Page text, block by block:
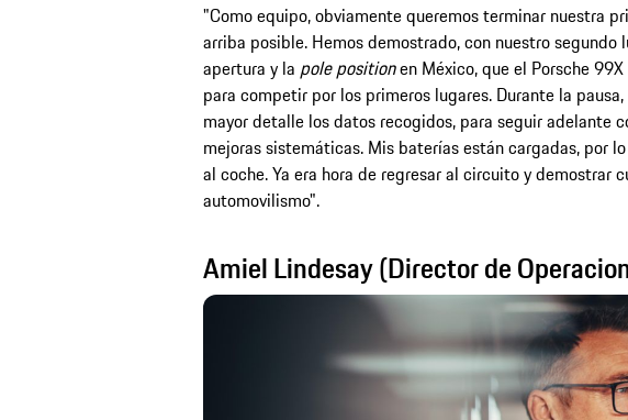
"Como equipo, obviamente queremos terminar nuestra
arriba posible. Hemos demostrado, con nuestro segundo
apertura y la pole positionen México, que el Porsche
para competir por los primeros lugares. Durante la
mayor detalle los datos recogidos, para seguir adelante
mejoras sistemáticas. Mis baterías están cargadas, por
al coche. Ya era hora de regresar al circuito y demostrar
automovilismo".
Amiel Lindesay (Director de